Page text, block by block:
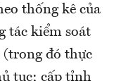
thống kê của
tác kiểm soát
đó thực
tục; cấp tỉnh